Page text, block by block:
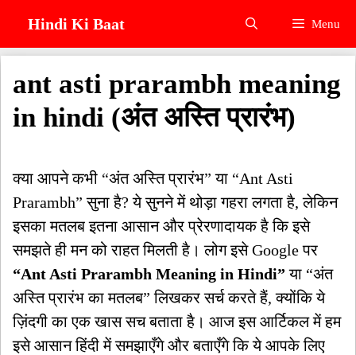
content
Hindi Ki Baat Menu
ant asti prarambh meaning
in hindi (अंत अस्ति प्रारंभ)
क्या आपने कभी “अंत अस्ति प्रारंभ” या “Ant Asti
Prarambh” सुना है? ये सुनने में थोड़ा गहरा लगता है, लेकिन
इसका मतलब इतना आसान और प्रेरणादायक है कि इसे
समझते ही मन को राहत मिलती है। लोग इसे Google पर
“Ant Asti Prarambh Meaning in Hindi” या “अंत
अस्ति प्रारंभ का मतलब” लिखकर सर्च करते हैं, क्योंकि ये
ज़िंदगी का एक खास सच बताता है। आज इस आर्टिकल में हम
इसे आसान हिंदी में समझाएँगे और बताएँगे कि ये आपके लिए